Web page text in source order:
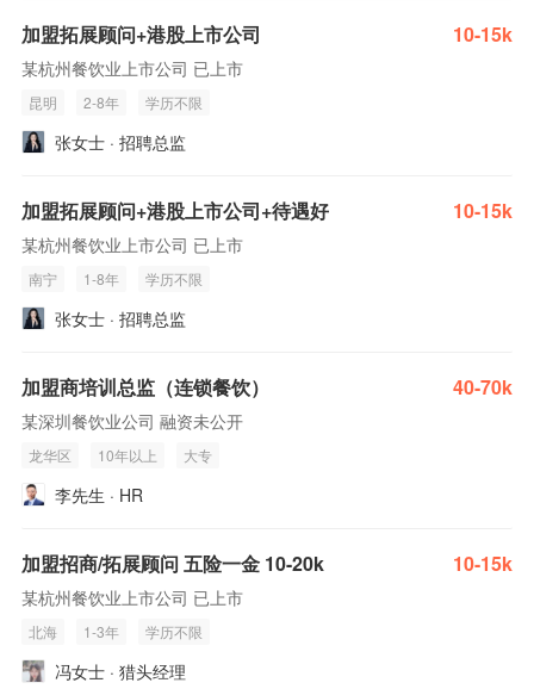
加盟拓展顾问+港股上市公司 10-15k
某杭州餐饮业上市公司 已上市
昆明 2-8年 学历不限
张女士 · 招聘总监
加盟拓展顾问+港股上市公司+待遇好 10-15k
某杭州餐饮业上市公司 已上市
南宁 1-8年 学历不限
张女士 · 招聘总监
加盟商培训总监（连锁餐饮） 40-70k
某深圳餐饮业公司 融资未公开
龙华区 10年以上 大专
李先生 · HR
加盟招商/拓展顾问 五险一金 10-20k 10-15k
某杭州餐饮业上市公司 已上市
北海 1-3年 学历不限
冯女士 · 猎头经理